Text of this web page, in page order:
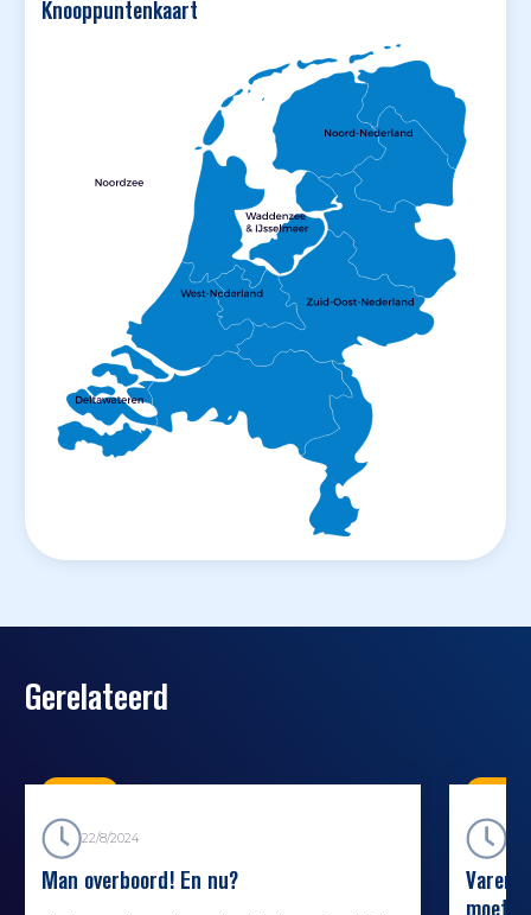
Knooppuntenkaart
Gerelateerd
22/8/2024
Man overboord! En nu?
Varen